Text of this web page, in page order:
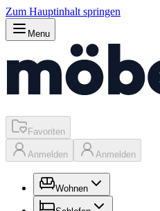
Zum Hauptinhalt springen
Menu
Favoriten
Anmelden Anmelden
Wohnen